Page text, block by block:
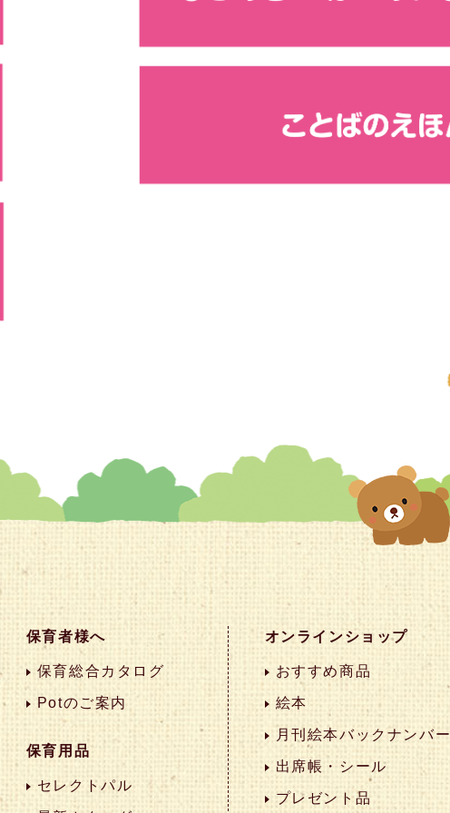
保育者様へ
保育総合カタログ
Potのご案内
保育用品
セレクトパル
オンラインショップ
おすすめ商品
絵本
月刊絵本バックナンバー
出席帳・シール
プレゼント品